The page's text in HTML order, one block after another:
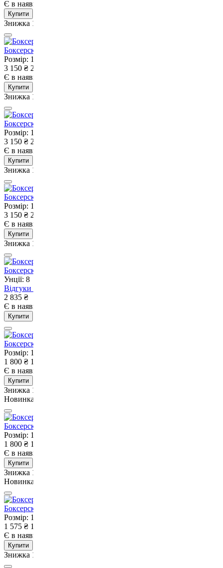
Є в наявності
Купити
Знижка 10%
Боксерскі рукавиці Adidas Speed 175 Red-12 унцій
Розмір: 12 OZ
3 150 ₴ 2 835
Є в наявності
Купити
Знижка 10%
Боксерскі рукавиці Adidas Speed 175 Blue-10 унцій
Розмір: 10 OZ
3 150 ₴ 2 835
Є в наявності
Купити
Знижка 10%
Боксерскі рукавиці Adidas Speed 175 Black-10 унцій
Розмір: 10 OZ
3 150 ₴ 2 835
Є в наявності
Купити
Знижка 10%
Боксерские перчатки V`Noks Mex Pro Training 8 ун.
Унції: 8
Відгуки
2 835 ₴
Є в наявності
Купити
Боксерские перчатки Adidas Power 50 Чорні-10 унцій
Розмір: 10 OZ
1 800 ₴ 1 620
Є в наявності
Купити
Знижка 10%
Новинка
Боксерские перчатки Adidas Power 50 Сині-10 унцій
Розмір: 10 OZ
1 800 ₴ 1 620
Є в наявності
Купити
Знижка 10%
Новинка
Боксерскі рукавиці Adidas Speed 50 Black-10 унцій
Розмір: 10 OZ
1 575 ₴ 1 418
Є в наявності
Купити
Знижка 10%